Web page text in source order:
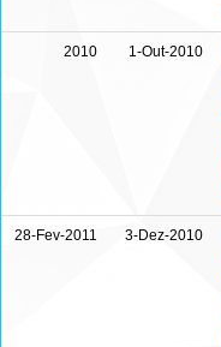
2010 1-Out-2010
28-Fev-2011 3-Dez-2010